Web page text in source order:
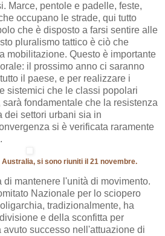
Marce, pentole e padelle, feste,
occupano le strade, qui tutto
che è disposto a farsi sentire alle
pluralismo tattico è ciò che
mobilitazione. Questo è importante
il prossimo anno ci saranno
il paese, e per realizzare i
sistemici che le classi popolari
fondamentale che la resistenza
dei settori urbani sia in
si è verificata raramente
Australia, si sono riuniti il 21 novembre.
di mantenere l'unità di movimento.
Nazionale per lo sciopero
tradizionalmente, ha
e della sconfitta per
successo nell'attuazione di